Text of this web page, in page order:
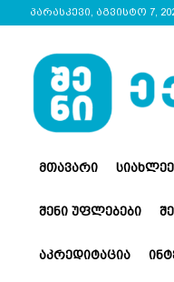
პარასკევი, აგვისტო 7,
ᲛᲗᲐᲕᲐᲠᲘ
ᲨᲔᲜᲘ ᲣᲤᲚᲔᲑᲔᲑᲘ
ᲐᲙᲠᲔᲓᲘᲢᲐᲪᲘᲐ